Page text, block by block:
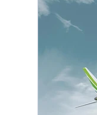
Voyages